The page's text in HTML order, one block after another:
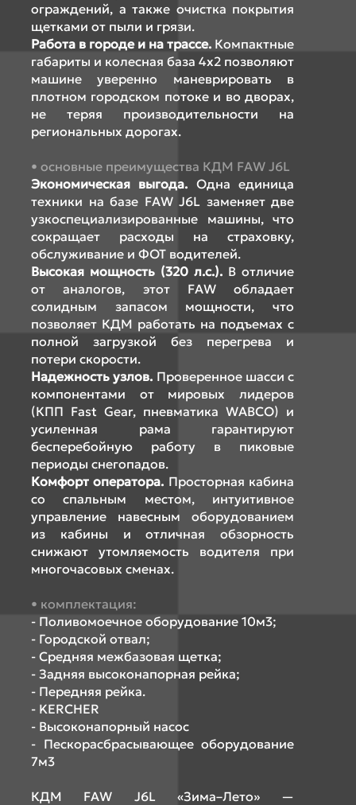
ограждений, а также очистка покрытия
щетками от пыли и грязи.
Работа в городе и на трассе. Компактные
габариты и колесная база 4x2 позволяют
машине уверенно маневрировать в
плотном городском потоке и во дворах,
не теряя производительности на
региональных дорогах.
основные преимущества КДМ FAW J6L
Экономическая выгода. Одна единица
техники на базе FAW J6L заменяет две
узкоспециализированные машины, что
сокращает расходы на страховку,
обслуживание и ФОТ водителей.
Высокая мощность (320 л.с.). В отличие
от аналогов, этот FAW обладает
солидным запасом мощности, что
позволяет КДМ работать на подъемах с
полной загрузкой без перегрева и
потери скорости.
Надежность узлов. Проверенное шасси с
компонентами от мировых лидеров
(КПП Fast Gear, пневматика WABCO) и
усиленная рама гарантируют
бесперебойную работу в пиковые
периоды снегопадов.
Комфорт оператора. Просторная кабина
со спальным местом, интуитивное
управление навесным оборудованием
из кабины и отличная обзорность
снижают утомляемость водителя при
многочасовых сменах.
комплектация:
- Поливомоечное оборудование 10м3;
- Городской отвал;
- Средняя межбазовая щетка;
- Задняя высоконапорная рейка;
- Передняя рейка.
- KERCHER
- Высоконапорный насос
- Пескорасбрасывающее оборудование
7м3
КДМ FAW J6L «Зима–Лето» —